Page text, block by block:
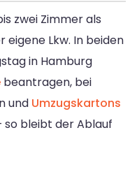
zwei Zimmer als
eigene Lkw. In beiden
in Hamburg
beantragen, bei
und Umzugskartons
bleibt der Ablauf